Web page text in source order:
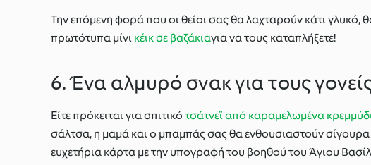
Την επόμενη φορά που οι θείοι σας θα λαχταρούν κάτι γλυκό,
πρωτότυπα μίνι κέικ σε βαζάκιαγια να τους καταπλήξετε!
6. Ένα αλμυρό σνακ για τους
Είτε πρόκειται για σπιτικό τσάτνεϊ από καραμελωμένα
σάλτσα, η μαμά και ο μπαμπάς σας θα ενθουσιαστούν σίγουρα
ευχετήρια κάρτα με την υπογραφή του βοηθού του Άγιου